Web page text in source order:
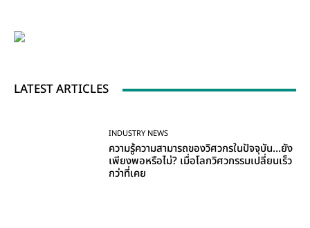
LATEST ARTICLES
INDUSTRY NEWS
ความรู้ความสามารถของวิศวกรในปัจจุบัน…ยัง
เพียงพอหรือไม่? เมื่อโลกวิศวกรรมเปลี่ยนเร็ว
กว่าที่เคย